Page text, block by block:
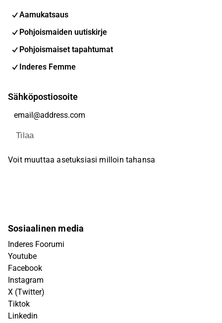
Aamukatsaus
Pohjoismaiden uutiskirje
Pohjoismaiset tapahtumat
Inderes Femme
Sähköpostiosoite
Tilaa
Voit muuttaa asetuksiasi milloin tahansa
Sosiaalinen media
Inderes Foorumi
Youtube
Facebook
Instagram
X (Twitter)
Tiktok
Linkedin